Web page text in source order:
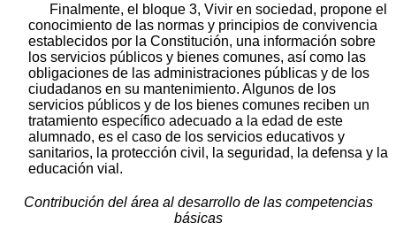
Finalmente, el bloque 3, Vivir en sociedad, propone el
conocimiento de las normas y principios de convivencia
establecidos por la Constitución, una información sobre
los servicios públicos y bienes comunes, así como las
obligaciones de las administraciones públicas y de los
ciudadanos en su mantenimiento. Algunos de los
servicios públicos y de los bienes comunes reciben un
tratamiento específico adecuado a la edad de este
alumnado, es el caso de los servicios educativos y
sanitarios, la protección civil, la seguridad, la defensa y la
educación vial.
Contribución del área al desarrollo de las competencias
básicas